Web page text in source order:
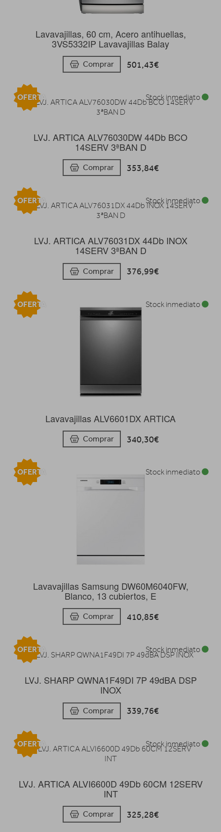
Lavavajillas, 60 cm, Acero antihuellas,
3VS5332IP Lavavajillas Balay
Comprar 501,43€
LVJ. ARTICA ALV76030DW 44Db BCO
14SERV 3ªBAN D
Comprar 353,84€
Stock inmediato
OFERTA
LVJ. ARTICA ALV76031DX 44Db INOX
14SERV 3ªBAN D
Comprar 376,99€
Stock inmediato
OFERTA
Lavavajillas ALV6601DX ARTICA
Comprar 340,30€
Stock inmediato
OFERTA
Lavavajillas Samsung DW60M6040FW,
Blanco, 13 cubiertos, E
Comprar 410,85€
Stock inmediato
OFERTA
LVJ. SHARP QWNA1F49DI 7P 49dBA DSP
INOX
Comprar 339,76€
Stock inmediato
OFERTA
LVJ. ARTICA ALVI6600D 49Db 60CM 12SERV
INT
Comprar 325,28€
Stock inmediato
OFERTA